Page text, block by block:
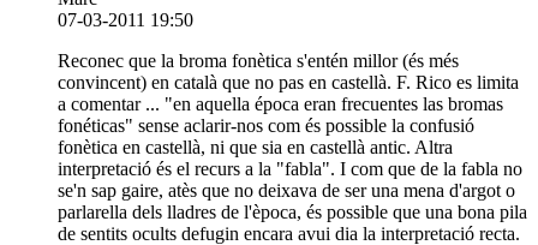
07-03-2011 19:50
Reconec que la broma fonètica s'entén millor (és més
convincent) en català que no pas en castellà. F. Rico es limita
a comentar ... "en aquella época eran frecuentes las bromas
fonéticas" sense aclarir-nos com és possible la confusió
fonètica en castellà, ni que sia en castellà antic. Altra
interpretació és el recurs a la "fabla". I com que de la fabla no
se'n sap gaire, atès que no deixava de ser una mena d'argot o
parlarella dels lladres de l'època, és possible que una bona pila
de sentits ocults defugin encara avui dia la interpretació recta.